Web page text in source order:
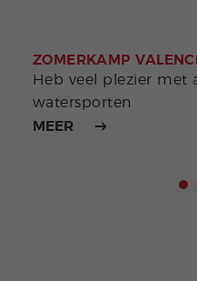
ZOMERKAMP
Heb veel plezier met
watersporten
MEER